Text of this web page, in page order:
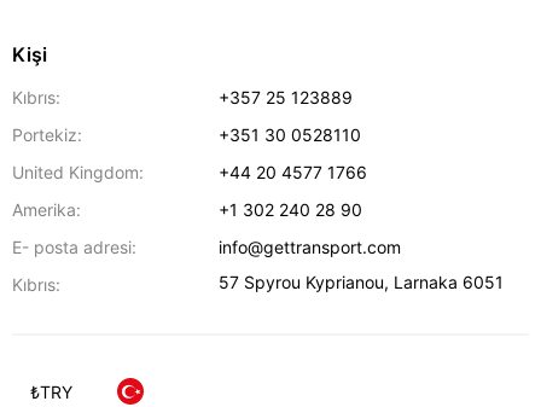
Kişi
Kıbrıs:
+357 25 123889
Portekiz:
+351 30 0528110
United Kingdom:
+44 20 4577 1766
Amerika:
+1 302 240 28 90
E- posta adresi:
info@gettransport.com
Kıbrıs:
57 Spyrou Kyprianou, Larnaka 6051
₺TRY